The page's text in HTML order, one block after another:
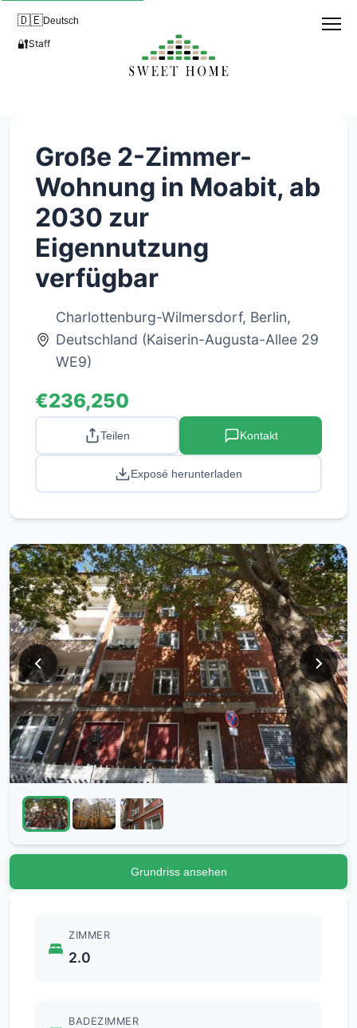
🇩🇪Deutsch
🔐Staff
Große 2-Zimmer-
Wohnung in Moabit, ab
2030 zur
Eigennutzung
verfügbar
Charlottenburg-Wilmersdorf, Berlin,
Deutschland (Kaiserin-Augusta-Allee 29
WE9)
€236,250
Teilen Kontakt
Exposé herunterladen
Grundriss ansehen
ZIMMER
2.0
BADEZIMMER